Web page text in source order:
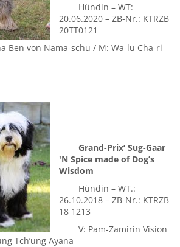
Hündin – WT:
20.06.2020 – ZB-Nr.: KTRZB
20TT0121
von Nama-schu / M: Wa-lu Cha-ri
Grand-Prix‘ Sug-Gaar
'N Spice made of Dog’s
Wisdom
Hündin – WT.:
26.10.2018 – ZB-Nr.: KTRZB
18 1213
V: Pam-Zamirin Vision
Tch’ung Ayana